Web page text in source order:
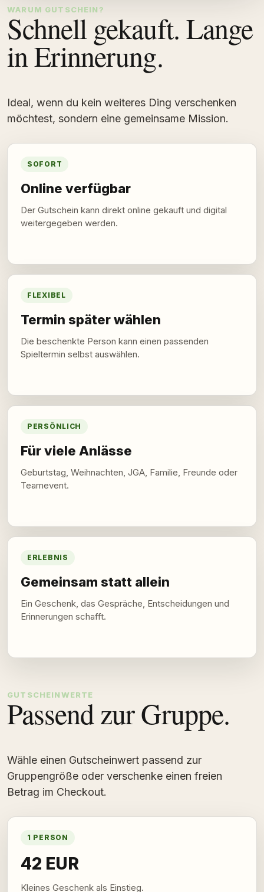
WARUM GUTSCHEIN?
Schnell gekauft. Lange
in Erinnerung.
Ideal, wenn du kein weiteres Ding verschenken
möchtest, sondern eine gemeinsame Mission.
SOFORT
Online verfügbar
Der Gutschein kann direkt online gekauft und digital
weitergegeben werden.
FLEXIBEL
Termin später wählen
Die beschenkte Person kann einen passenden
Spieltermin selbst auswählen.
PERSÖNLICH
Für viele Anlässe
Geburtstag, Weihnachten, JGA, Familie, Freunde oder
Teamevent.
ERLEBNIS
Gemeinsam statt allein
Ein Geschenk, das Gespräche, Entscheidungen und
Erinnerungen schafft.
GUTSCHEINWERTE
Passend zur Gruppe.
Wähle einen Gutscheinwert passend zur
Gruppengröße oder verschenke einen freien
Betrag im Checkout.
1 PERSON
42 EUR
Kleines Geschenk als Einstieg.